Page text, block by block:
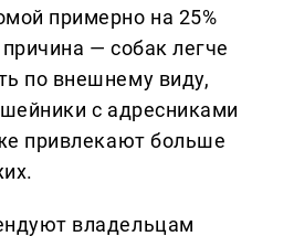
примерно на 25%
— собак легче
по внешнему виду,
с адресниками
привлекают больше
владельцам